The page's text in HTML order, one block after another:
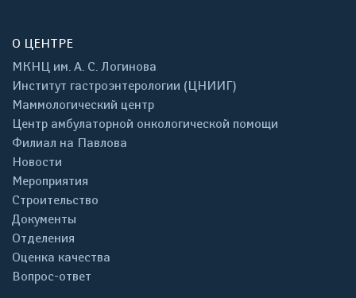
О ЦЕНТРЕ
МКНЦ им. А. С. Логинова
Институт гастроэнтерологии (ЦНИИГ)
Маммологический центр
Центр амбулаторной онкологической помощи
Филиал на Павлова
Новости
Мероприятия
Строительство
Документы
Отделения
Оценка качества
Вопрос-ответ